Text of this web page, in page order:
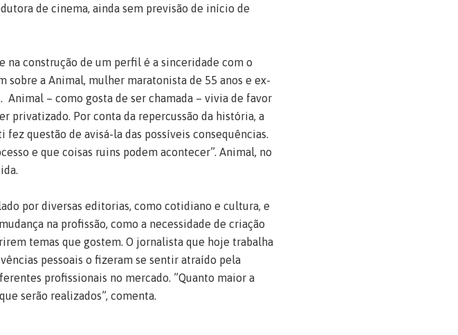
de cinema, ainda sem previsão de início de
na construção de um perfil é a sinceridade com o
sobre a Animal, mulher maratonista de 55 anos e ex-
– como gosta de ser chamada – vivia de favor
privatizado. Por conta da repercussão da história, a
questão de avisá-la das possíveis consequências.
e que coisas ruins podem acontecer”. Animal, no
por diversas editorias, como cotidiano e cultura, e
na profissão, como a necessidade de criação
temas que gostem. O jornalista que hoje trabalha
pessoais o fizeram se sentir atraído pela
profissionais no mercado. ”Quanto maior a
serão realizados”, comenta.